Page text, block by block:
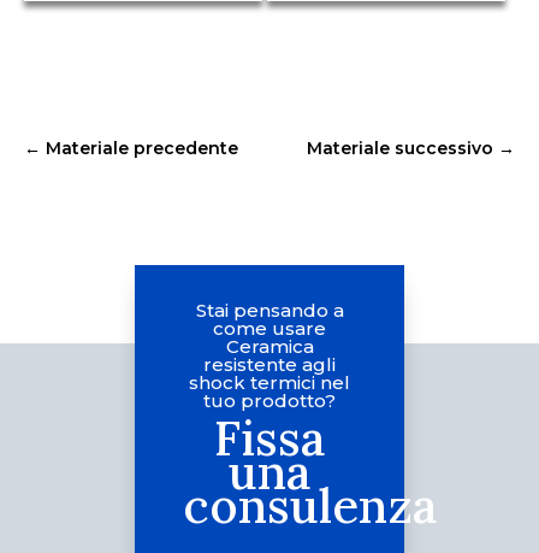
← Materiale precedente Materiale successivo →
Stai pensando a
come usare
Ceramica
resistente agli
shock termici nel
tuo prodotto?
Fissa
una
consulenza